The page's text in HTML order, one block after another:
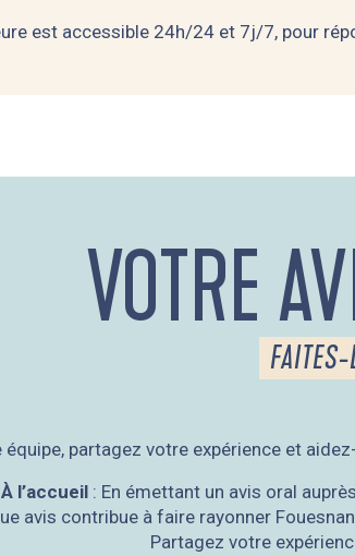
est accessible 24h/24 et 7j/7, pour
VOTRE
partagez votre expérience et
À l’accueil : En émettant un avis oral
avis contribue à faire rayonner
Partagez votre